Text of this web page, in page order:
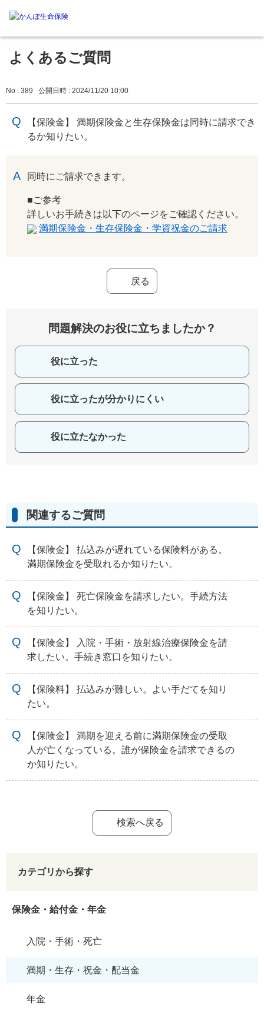
よくあるご質問
No : 389 公開日時 : 2024/11/20 10:00
【保険金】 満期保険金と生存保険金は同時に請求でき
るか知りたい。
同時にご請求できます。
■ご参考
詳しいお手続きは以下のページをご確認ください。
満期保険金・生存保険金・学資祝金のご請求
戻る
問題解決のお役に立ちましたか？
役に立った
役に立ったが分かりにくい
役に立たなかった
関連するご質問
【保険金】 払込みが遅れている保険料がある。
満期保険金を受取れるか知りたい。
【保険金】 死亡保険金を請求したい。手続方法
を知りたい。
【保険金】 入院・手術・放射線治療保険金を請
求したい。手続き窓口を知りたい。
【保険料】 払込みが難しい。よい手だてを知り
たい。
【保険金】 満期を迎える前に満期保険金の受取
人が亡くなっている。誰が保険金を請求できるの
か知りたい。
検索へ戻る
カテゴリから探す
保険金・給付金・年金
入院・手術・死亡
満期・生存・祝金・配当金
年金